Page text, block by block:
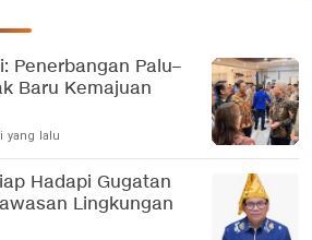
Penerbangan Palu–
Baru Kemajuan
yang lalu
Hadapi Gugatan
Lingkungan